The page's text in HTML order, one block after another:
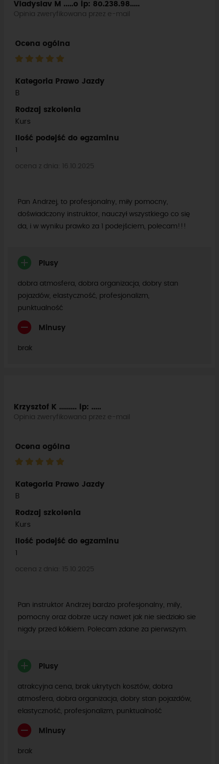
Ocena ogólna
Kategoria Prawo Jazdy
B
Rodzaj szkolenia
Kurs
Ilość podejść do egzaminu
1
ocena z dnia: 16.10.2025
Vladyslav M .....o ip: 80.238.98.....
Opinia zweryfikowana przez e-mail
Pan Andrzej, to profesjonalny, miły pomocny,
doświadczony instruktor, nauczył wszystkiego co się
da, i w wyniku prawko za 1 podejściem, polecam!!!
Plusy
dobra atmosfera, dobra organizacja, dobry stan
pojazdów, elastyczność, profesjonalizm,
punktualność
Minusy
brak
Ocena ogólna
Kategoria Prawo Jazdy
B
Rodzaj szkolenia
Kurs
Ilość podejść do egzaminu
1
ocena z dnia: 15.10.2025
Krzysztof K ......... ip: .....
Opinia zweryfikowana przez e-mail
Pan instruktor Andrzej bardzo profesjonalny, mily,
pomocny oraz dobrze uczy nawet jak nie siedziało sie
nigdy przed kółkiem. Polecam zdane za pierwszym.
Plusy
atrakcyjna cena, brak ukrytych kosztów, dobra
atmosfera, dobra organizacja, dobry stan pojazdów,
elastyczność, profesjonalizm, punktualność
Minusy
brak